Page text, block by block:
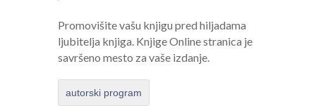
Promovišite vašu knjigu pred hiljadama
ljubitelja knjiga. Knjige Online stranica je
savršeno mesto za vaše izdanje.
autorski program